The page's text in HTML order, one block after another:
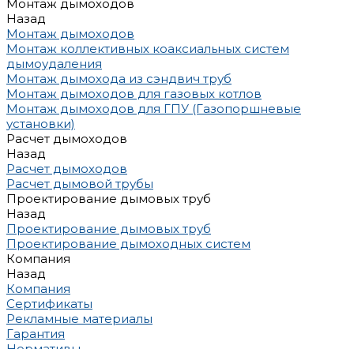
Монтаж дымоходов
Назад
Монтаж дымоходов
Монтаж коллективных коаксиальных систем
дымоудаления
Монтаж дымохода из сэндвич труб
Монтаж дымоходов для газовых котлов
Монтаж дымоходов для ГПУ (Газопоршневые
установки)
Расчет дымоходов
Назад
Расчет дымоходов
Расчет дымовой трубы
Проектирование дымовых труб
Назад
Проектирование дымовых труб
Проектирование дымоходных систем
Компания
Назад
Компания
Сертификаты
Рекламные материалы
Гарантия